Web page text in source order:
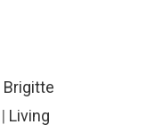
Brigitte
| Living